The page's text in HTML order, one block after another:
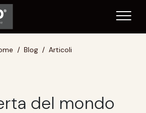
Blog Articoli
del mondo